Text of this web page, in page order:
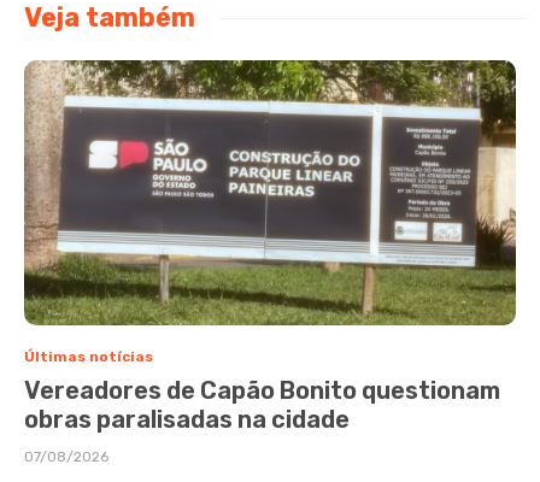
Veja também
Últimas notícias
Vereadores de Capão Bonito questionam
obras paralisadas na cidade
07/08/2026